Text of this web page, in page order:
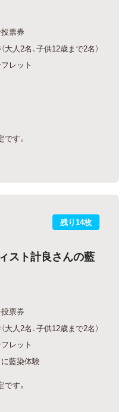
票券
人2名、子供12歳まで2名）
レット
す。
残り14枚
スト計良さんの藍
票券
人2名、子供12歳まで2名）
レット
藍染体験
す。